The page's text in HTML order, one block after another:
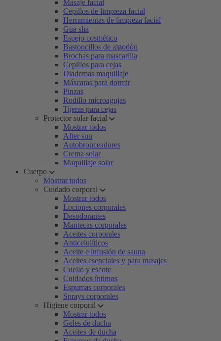
Masaje facial
Cepillos de limpieza facial
Herramientas de limpieza facial
Gua sha
Espejo cosmético
Bastoncillos de algodón
Brochas para mascarilla
Cepillos para cejas
Diademas maquillaje
Máscaras para dormir
Pinzas
Rodillo microagujas
Tijeras para cejas
Protector solar facial
Mostrar todos
After sun
Autobronceadores
Crema solar
Maquillaje solar
Cuerpo
Mostrar todos
Cuidado corporal
Mostrar todos
Lociones corporales
Desodorantes
Mantecas corporales
Aceites corporales
Anticelulíticos
Aceite e infusión de sauna
Aceites esenciales y para masajes
Cuello y escote
Cuidados íntimos
Espumas corporales
Sprays corporales
Higiene corporal
Mostrar todos
Geles de ducha
Aceites de ducha